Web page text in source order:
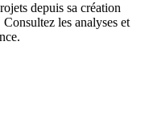
depuis sa création
les analyses et